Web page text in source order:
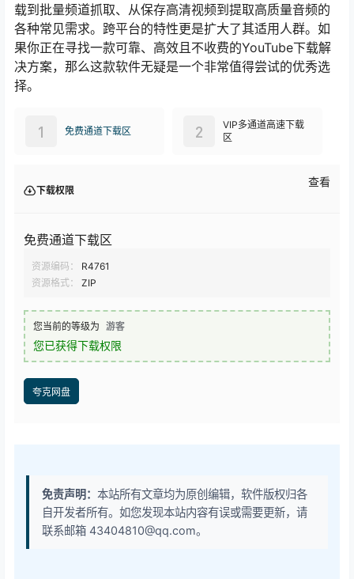
载到批量频道抓取、从保存高清视频到提取高质量音频的
各种常见需求。跨平台的特性更是扩大了其适用人群。如
果你正在寻找一款可靠、高效且不收费的YouTube下载解
决方案，那么这款软件无疑是一个非常值得尝试的优秀选
择。
免费通道下载区
1
VIP多通道高速下载
区
2
下载权限
查看
免费通道下载区
资源编码：
R4761
资源格式：
ZIP
您当前的等级为 游客
您已获得下载权限
夸克网盘
免责声明： 本站所有文章均为原创编辑，软件版权归各
自开发者所有。如您发现本站内容有误或需要更新，请
联系邮箱 43404810@qq.com。